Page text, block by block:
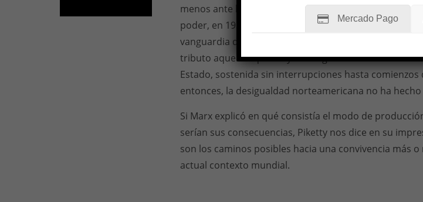
menos ante la opinión pública—, y cuando Franklin D.
poder, en 1933, aplica el impuesto progresivo al
vanguardia de la lucha contra la desigualdad social.
tributo aquellos que mayores ingresos obtenían se
Estado, sostenida sin interrupciones hasta comienzos
entonces, la desigualdad norteamericana no ha
Si Marx explicó en qué consistía el modo de
serían sus consecuencias, Piketty nos dice en su
son los caminos posibles hacia una convivencia más
actual contexto mundial.
Mercado Pago